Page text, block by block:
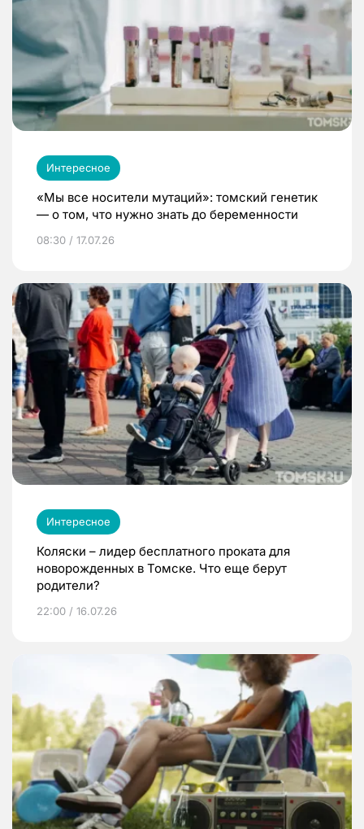
Интересное
«Мы все носители мутаций»: томский генетик
— о том, что нужно знать до беременности
08:30 / 17.07.26
Интересное
Коляски – лидер бесплатного проката для
новорожденных в Томске. Что еще берут
родители?
22:00 / 16.07.26